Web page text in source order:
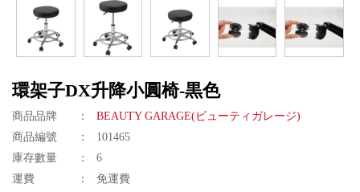
環架子DX升降小圓椅-黒色
商品品牌
BEAUTY GARAGE(ビューティガレージ)
商品編號
101465
庫存數量
6
運費
免運費